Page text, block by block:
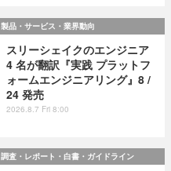
製品・サービス・業界動向
スリーシェイクのエンジニア
4 名が翻訳『実践 プラットフ
ォームエンジニアリング』8 /
24 発売
2026.8.7 Fri 8:00
調査・レポート・白書・ガイドライン